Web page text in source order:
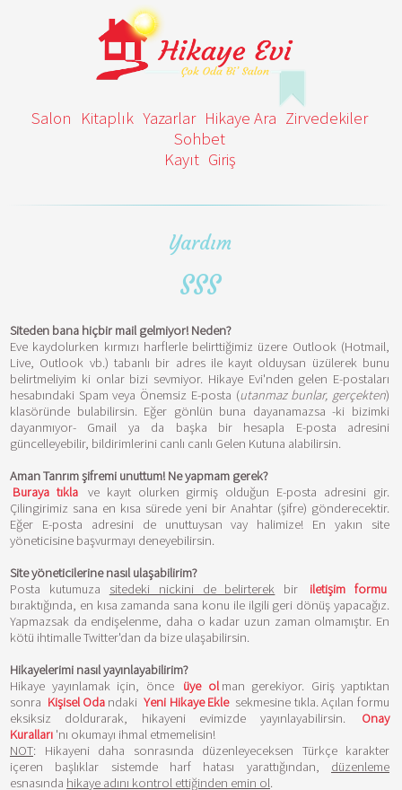
Salon Kitaplık Yazarlar Hikaye Ara Zirvedekiler
Sohbet
Kayıt Giriş
Yardım
SSS
Siteden bana hiçbir mail gelmiyor! Neden?
Eve kaydolurken kırmızı harflerle belirttiğimiz üzere Outlook (Hotmail,
Live, Outlook vb.) tabanlı bir adres ile kayıt olduysan üzülerek bunu
belirtmeliyim ki onlar bizi sevmiyor. Hikaye Evi'nden gelen E-postaları
hesabındaki Spam veya Önemsiz E-posta (utanmaz bunlar, gerçekten)
klasöründe bulabilirsin. Eğer gönlün buna dayanamazsa -ki bizimki
dayanmıyor- Gmail ya da başka bir hesapla E-posta adresini
güncelleyebilir, bildirimlerini canlı canlı Gelen Kutuna alabilirsin.
Aman Tanrım şifremi unuttum! Ne yapmam gerek?
Buraya tıkla
ve kayıt olurken girmiş olduğun E-posta adresini gir.
Çilingirimiz sana en kısa sürede yeni bir Anahtar (şifre) gönderecektir.
Eğer E-posta adresini de unuttuysan vay halimize! En yakın site
yöneticisine başvurmayı deneyebilirsin.
Site yöneticilerine nasıl ulaşabilirim?
Posta kutumuza sitedeki nickini de belirterek bir
iletişim formu
bıraktığında, en kısa zamanda sana konu ile ilgili geri dönüş yapacağız.
Yapmazsak da endişelenme, daha o kadar uzun zaman olmamıştır. En
kötü ihtimalle Twitter'dan da bize ulaşabilirsin.
Hikayelerimi nasıl yayınlayabilirim?
Hikaye yayınlamak için, önce
üye ol man gerekiyor. Giriş yaptıktan
sonra Kişisel Oda ndaki Yeni Hikaye Ekle sekmesine tıkla. Açılan formu
eksiksiz doldurarak, hikayeni evimizde yayınlayabilirsin.
Onay
Kuralları 'nı okumayı ihmal etmemelisin!
NOT: Hikayeni daha sonrasında düzenleyeceksen Türkçe karakter
içeren başlıklar sistemde harf hatası yarattığından, düzenleme
esnasında hikaye adını kontrol ettiğinden emin ol.